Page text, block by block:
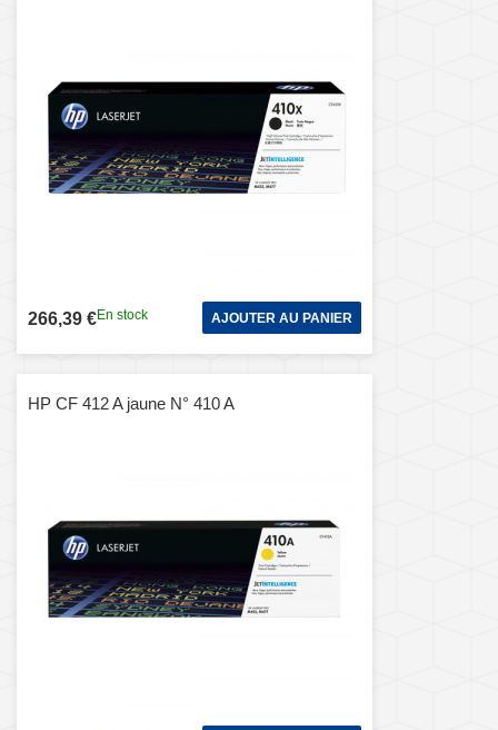
266,39 €En stock AJOUTER AU PANIER
HP CF 412 A jaune N° 410 A